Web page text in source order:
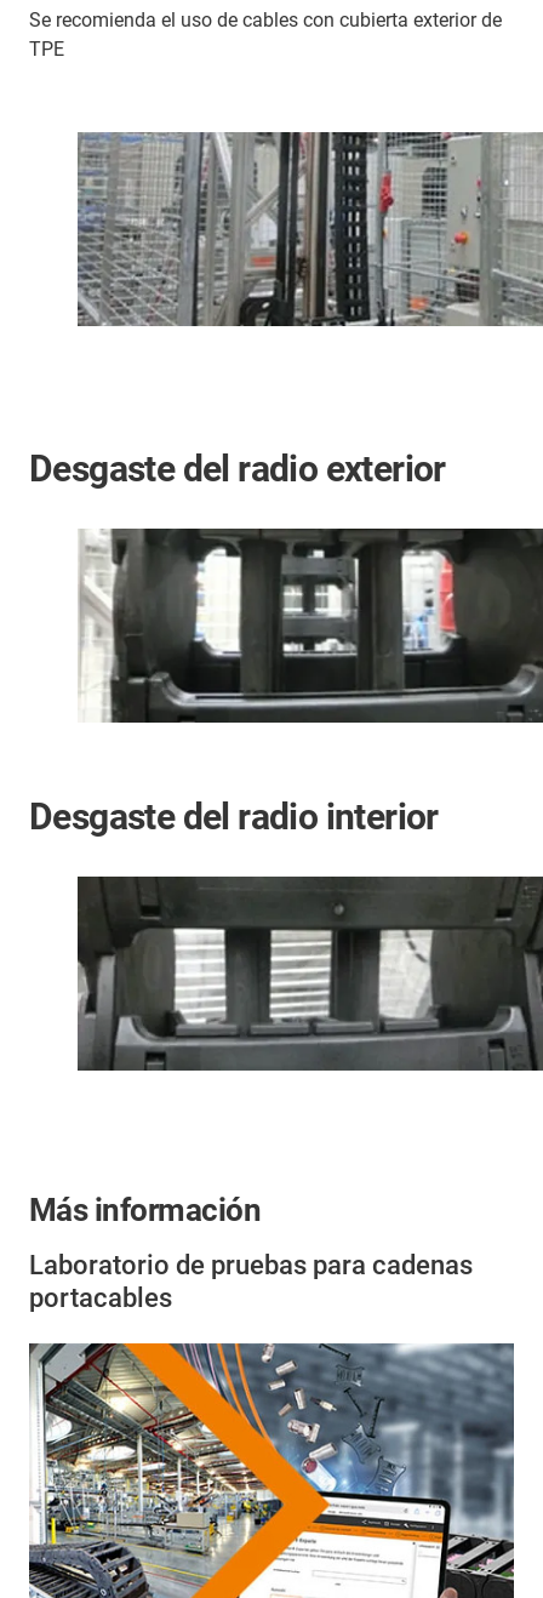
Se recomienda el uso de cables con cubierta exterior de
TPE
Desgaste del radio exterior
Desgaste del radio interior
Más información
Laboratorio de pruebas para cadenas
portacables